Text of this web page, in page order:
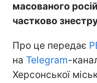
масованого
частково
Про це передає
на Telegram-
Херсонської